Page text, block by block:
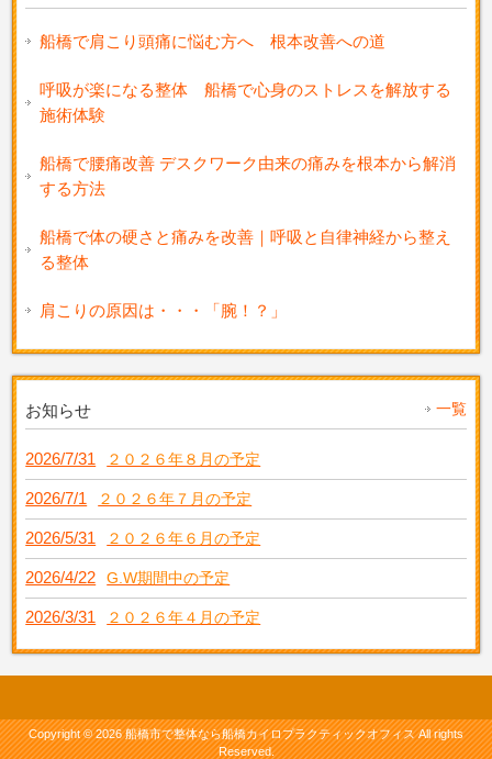
船橋で肩こり頭痛に悩む方へ 根本改善への道
呼吸が楽になる整体 船橋で心身のストレスを解放する
施術体験
船橋で腰痛改善 デスクワーク由来の痛みを根本から解消
する方法
船橋で体の硬さと痛みを改善｜呼吸と自律神経から整え
る整体
肩こりの原因は・・・「腕！？」
お知らせ 一覧
2026/7/31 ２０２６年８月の予定
2026/7/1 ２０２６年７月の予定
2026/5/31 ２０２６年６月の予定
2026/4/22 G.W期間中の予定
2026/3/31 ２０２６年４月の予定
Copyright © 2026 船橋市で整体なら船橋カイロプラクティックオフィス All rights
Reserved.